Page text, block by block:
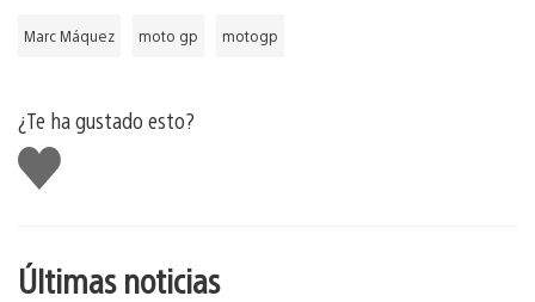
Marc Máquez moto gp motogp
¿Te ha gustado esto?
Me
gusta
Últimas noticias